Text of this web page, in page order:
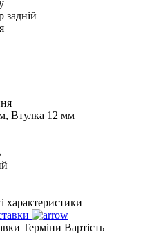
задній
Втулка 12 мм
характеристики
Терміни Вартість